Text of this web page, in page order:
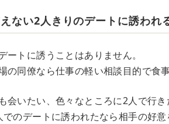
えない2人きりのデートに誘われ
ートに誘うことはありません。
の同僚なら仕事の軽い相談目的で食
会いたい、色々なところに2人で行き
のデートに誘われたなら相手の好意